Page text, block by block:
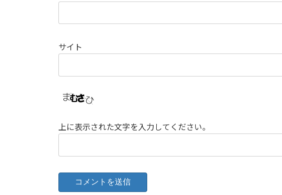
サイト
上に表示された文字を入力してください。